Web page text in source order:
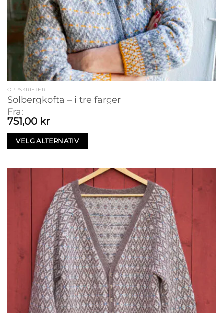
OPPSKRIFTER
Solbergkofta – i tre farger
Fra:
751,00 kr
VELG ALTERNATIV